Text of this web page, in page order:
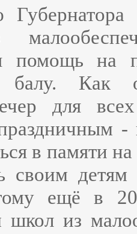
помощь на
балу. Как
для
в памяти
своим
ещё в
школ из